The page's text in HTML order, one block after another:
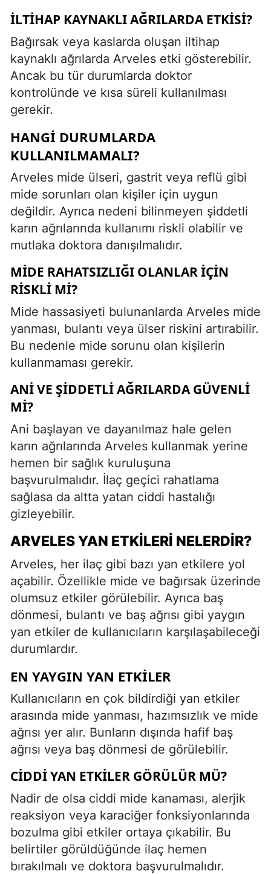
İLTIHAP KAYNAKLI AĞRILARDA ETKISI?
Bağırsak veya kaslarda oluşan iltihap
kaynaklı ağrılarda Arveles etki gösterebilir.
Ancak bu tür durumlarda doktor
kontrolünde ve kısa süreli kullanılması
gerekir.
HANGI DURUMLARDA
KULLANILMAMALI?
Arveles mide ülseri, gastrit veya reflü gibi
mide sorunları olan kişiler için uygun
değildir. Ayrıca nedeni bilinmeyen şiddetli
karın ağrılarında kullanımı riskli olabilir ve
mutlaka doktora danışılmalıdır.
MIDE RAHATSIZLIĞI OLANLAR İÇIN
RISKLI MI?
Mide hassasiyeti bulunanlarda Arveles mide
yanması, bulantı veya ülser riskini artırabilir.
Bu nedenle mide sorunu olan kişilerin
kullanmaması gerekir.
ANI VE ŞIDDETLI AĞRILARDA GÜVENLI
MI?
Ani başlayan ve dayanılmaz hale gelen
karın ağrılarında Arveles kullanmak yerine
hemen bir sağlık kuruluşuna
başvurulmalıdır. İlaç geçici rahatlama
sağlasa da altta yatan ciddi hastalığı
gizleyebilir.
ARVELES YAN ETKILERI NELERDIR?
Arveles, her ilaç gibi bazı yan etkilere yol
açabilir. Özellikle mide ve bağırsak üzerinde
olumsuz etkiler görülebilir. Ayrıca baş
dönmesi, bulantı ve baş ağrısı gibi yaygın
yan etkiler de kullanıcıların karşılaşabileceği
durumlardır.
EN YAYGIN YAN ETKILER
Kullanıcıların en çok bildirdiği yan etkiler
arasında mide yanması, hazımsızlık ve mide
ağrısı yer alır. Bunların dışında hafif baş
ağrısı veya baş dönmesi de görülebilir.
CIDDI YAN ETKILER GÖRÜLÜR MÜ?
Nadir de olsa ciddi mide kanaması, alerjik
reaksiyon veya karaciğer fonksiyonlarında
bozulma gibi etkiler ortaya çıkabilir. Bu
belirtiler görüldüğünde ilaç hemen
bırakılmalı ve doktora başvurulmalıdır.